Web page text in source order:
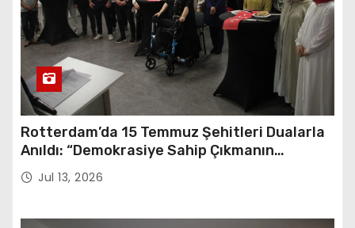
Rotterdam’da 15 Temmuz Şehitleri Dualarla
Anıldı: “Demokrasiye Sahip Çıkmanın
Sembolü”
Jul 13, 2026